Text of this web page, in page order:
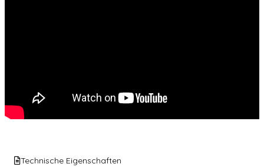
Technische Eigenschaften